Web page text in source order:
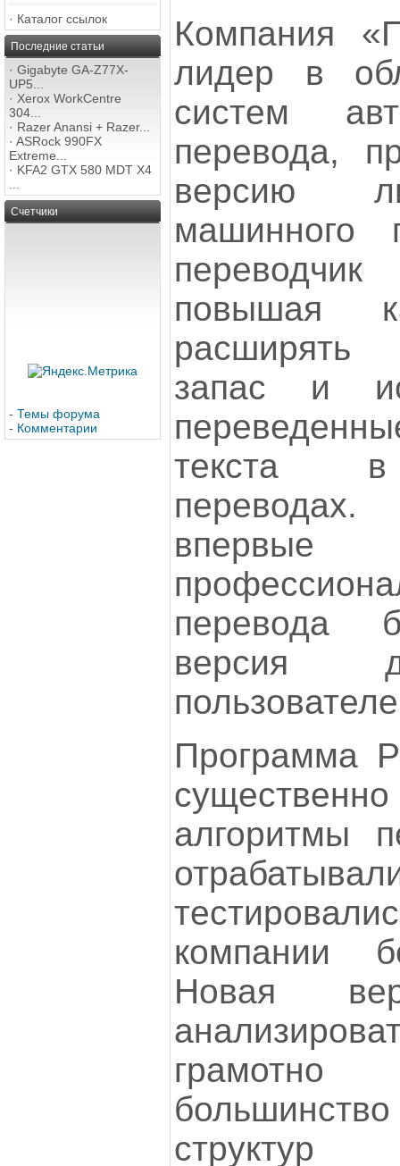
· Каталог ссылок
Последние статьи
· Gigabyte GA-Z77X-
UP5...
· Xerox WorkCentre
304...
· Razer Anansi + Razer...
· ASRock 990FX
Extreme...
· KFA2 GTX 580 MDT X4
Счетчики
- Темы форума
- Комментарии
Компания
лидер в
систем
перевода,
версию
машинного
повышая
запас и
текста в
перевода
версия
Программа
алгоритмы
компании
Новая
структур